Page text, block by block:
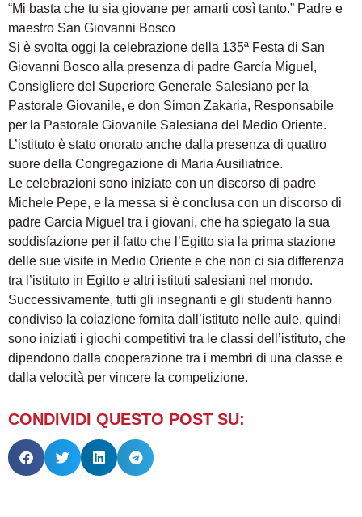
“Mi basta che tu sia giovane per amarti così tanto.” Padre e
maestro San Giovanni Bosco
Si è svolta oggi la celebrazione della 135ª Festa di San
Giovanni Bosco alla presenza di padre García Miguel,
Consigliere del Superiore Generale Salesiano per la
Pastorale Giovanile, e don Simon Zakaria, Responsabile
per la Pastorale Giovanile Salesiana del Medio Oriente.
L’istituto è stato onorato anche dalla presenza di quattro
suore della Congregazione di Maria Ausiliatrice.
Le celebrazioni sono iniziate con un discorso di padre
Michele Pepe, e la messa si è conclusa con un discorso di
padre Garcia Miguel tra i giovani, che ha spiegato la sua
soddisfazione per il fatto che l’Egitto sia la prima stazione
delle sue visite in Medio Oriente e che non ci sia differenza
tra l’istituto in Egitto e altri istituti salesiani nel mondo.
Successivamente, tutti gli insegnanti e gli studenti hanno
condiviso la colazione fornita dall’istituto nelle aule, quindi
sono iniziati i giochi competitivi tra le classi dell’istituto, che
dipendono dalla cooperazione tra i membri di una classe e
dalla velocità per vincere la competizione.
CONDIVIDI QUESTO POST SU: